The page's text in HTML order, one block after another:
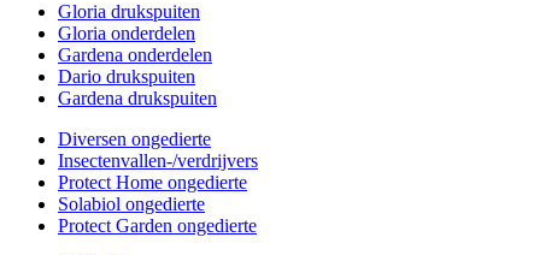
Gloria drukspuiten
Gloria onderdelen
Gardena onderdelen
Dario drukspuiten
Gardena drukspuiten
Diversen ongedierte
Insectenvallen-/verdrijvers
Protect Home ongedierte
Solabiol ongedierte
Protect Garden ongedierte